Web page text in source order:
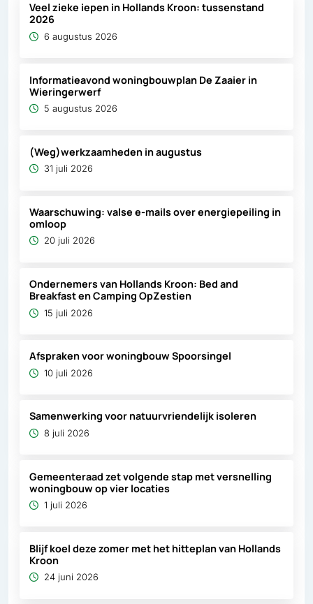
Veel zieke iepen in Hollands Kroon: tussenstand
2026
6 augustus 2026
Informatieavond woningbouwplan De Zaaier in
Wieringerwerf
5 augustus 2026
(Weg)werkzaamheden in augustus
31 juli 2026
Waarschuwing: valse e-mails over energiepeiling in
omloop
20 juli 2026
Ondernemers van Hollands Kroon: Bed and
Breakfast en Camping OpZestien
15 juli 2026
Afspraken voor woningbouw Spoorsingel
10 juli 2026
Samenwerking voor natuurvriendelijk isoleren
8 juli 2026
Gemeenteraad zet volgende stap met versnelling
woningbouw op vier locaties
1 juli 2026
Blijf koel deze zomer met het hitteplan van Hollands
Kroon
24 juni 2026